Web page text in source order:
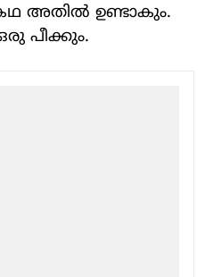
അതില്‍ ഉണ്ടാകും.
പീക്കും.